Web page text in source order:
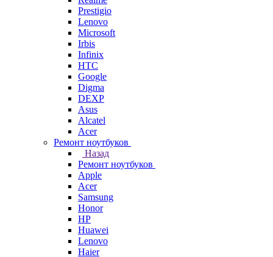
Prestigio
Lenovo
Microsoft
Irbis
Infinix
HTC
Google
Digma
DEXP
Asus
Alcatel
Acer
Ремонт ноутбуков
Назад
Ремонт ноутбуков
Apple
Acer
Samsung
Honor
HP
Huawei
Lenovo
Haier